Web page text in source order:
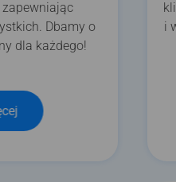
Dbamy o
dla każdego!
i